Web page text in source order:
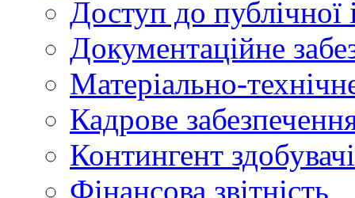
Доступ до публічної
Документаційне
Матеріально-
Кадрове
Контингент
Фінансова звітність